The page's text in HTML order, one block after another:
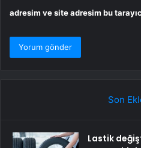
adresim ve site adresim bu
Son
Lastik